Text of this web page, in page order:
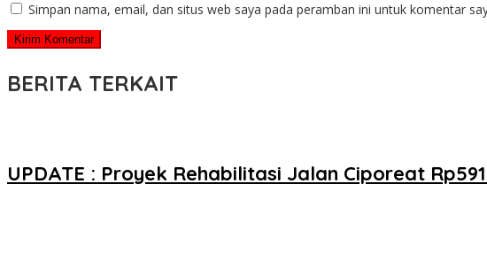
Simpan nama, email, dan situs web saya pada peramban ini untuk komentar
BERITA TERKAIT
UPDATE : Proyek Rehabilitasi Jalan Ciporeat